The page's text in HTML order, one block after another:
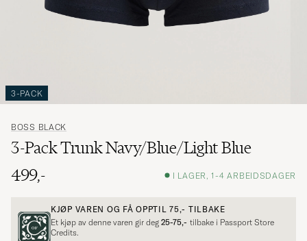
3-PACK
BOSS BLACK
3-Pack Trunk Navy/Blue/Light Blue
499,-
I LAGER, 1-4 ARBEIDSDAGER
KJØP VAREN OG FÅ OPPTIL75,- TILBAKE
Et kjøp av denne varen gir deg 25-75,- tilbake i Passport Store
Credits.